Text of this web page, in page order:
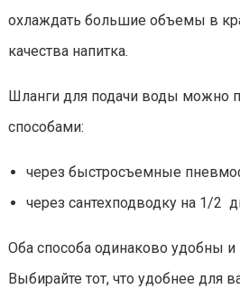
охлаждать большие объемы в
качества напитка.
Шланги для подачи воды можно
способами:
через быстросъемные
через сантехподводку на 1/2
Оба способа одинаково удобны
Выбирайте тот, что удобнее для